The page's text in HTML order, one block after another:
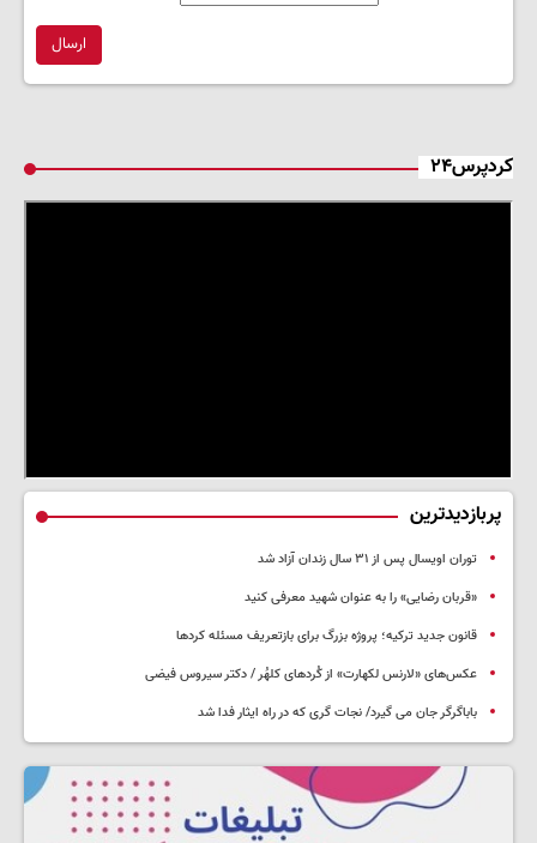
ارسال
کردپرس۲۴
پربازدیدترین
توران اویسال پس از ۳۱ سال زندان آزاد شد
«قربان رضایی» را به عنوان شهید معرفی کنید
قانون جدید ترکیه؛ پروژه بزرگ‌ برای بازتعریف مسئله کردها
عکس‌های «لارنس لکهارت» از کُردهای کلهُر / دکتر سیروس فیضی
باباگرگر جان می گیرد/ نجات گری که در راه ایثار فدا شد